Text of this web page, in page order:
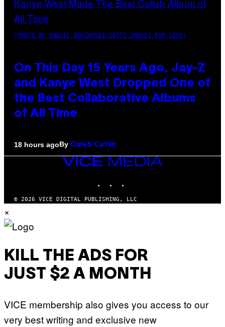
(PHOTO BY DANIEL BOCZARSKI/GETTY IMAGES FOR VEVO)
On This Day 15 Years Ago, Jay-Z
and Kanye West Dropped One of
the Best Collaborative Albums
of All Time
18 hours agoBy Caleb Catlin
VICE
© 2026 VICE DIGITAL PUBLISHING, LLC
×
KILL THE ADS FOR
JUST $2 A MONTH
VICE membership also gives you access to our
very best writing and exclusive new